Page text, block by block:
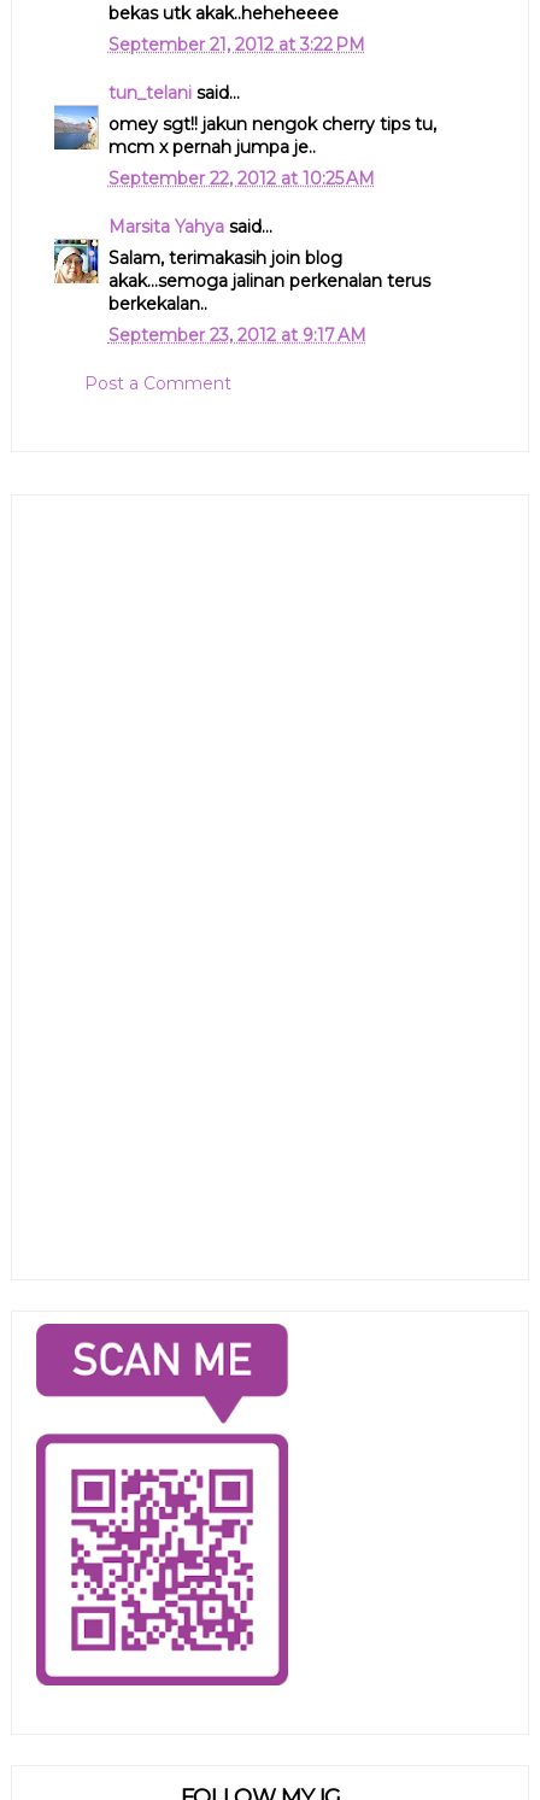
bekas utk akak..heheheeee
September 21, 2012 at 3:22 PM
tun_telanisaid...
omey sgt!! jakun nengok cherry tips tu,
mcm x pernah jumpa je..
September 22, 2012 at 10:25 AM
Marsita Yahyasaid...
Salam, terimakasih join blog
akak...semoga jalinan perkenalan terus
berkekalan..
September 23, 2012 at 9:17 AM
Post a Comment